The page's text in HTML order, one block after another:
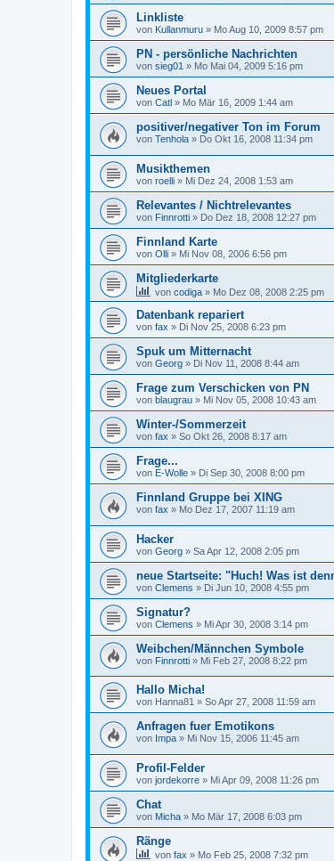
Linkliste
von Kullanmuru » Mo Aug 10, 2009 8:57 pm
PN - persönliche Nachrichten
von sieg01 » Mo Mai 04, 2009 5:16 pm
Neues Portal
von Catl » Mo Mär 16, 2009 1:44 am
positiver/negativer Ton im Forum
von Tenhola » Do Okt 16, 2008 11:34 pm
Musikthemen
von roelli » Mi Dez 24, 2008 1:53 am
Relevantes / Nichtrelevantes
von Finnrotti » Do Dez 18, 2008 12:27 pm
Finnland Karte
von Olli » Mi Nov 08, 2006 6:56 pm
Mitgliederkarte
von codiga » Mo Dez 08, 2008 2:25 pm
Datenbank repariert
von fax » Di Nov 25, 2008 6:23 pm
Spuk um Mitternacht
von Georg » Di Nov 11, 2008 8:44 am
Frage zum Verschicken von PN
von blaugrau » Mi Nov 05, 2008 10:43 am
Winter-/Sommerzeit
von fax » So Okt 26, 2008 8:17 am
Frage...
von E-Wolle » Di Sep 30, 2008 8:00 pm
Finnland Gruppe bei XING
von fax » Mo Dez 17, 2007 11:19 am
Hacker
von Georg » Sa Apr 12, 2008 2:05 pm
neue Startseite: "Huch! Was ist
von Clemens » Di Jun 10, 2008 4:55 pm
Signatur?
von Clemens » Mi Apr 30, 2008 3:14 pm
Weibchen/Männchen Symbole
von Finnrotti » Mi Feb 27, 2008 8:22 pm
Hallo Micha!
von Hanna81 » So Apr 27, 2008 11:59 am
Anfragen fuer Emotikons
von Impa » Mi Nov 15, 2006 11:45 am
Profil-Felder
von jordekorre » Mi Apr 09, 2008 11:26 pm
Chat
von Micha » Mo Mär 17, 2008 6:03 pm
Ränge
von fax » Mo Feb 25, 2008 7:32 pm